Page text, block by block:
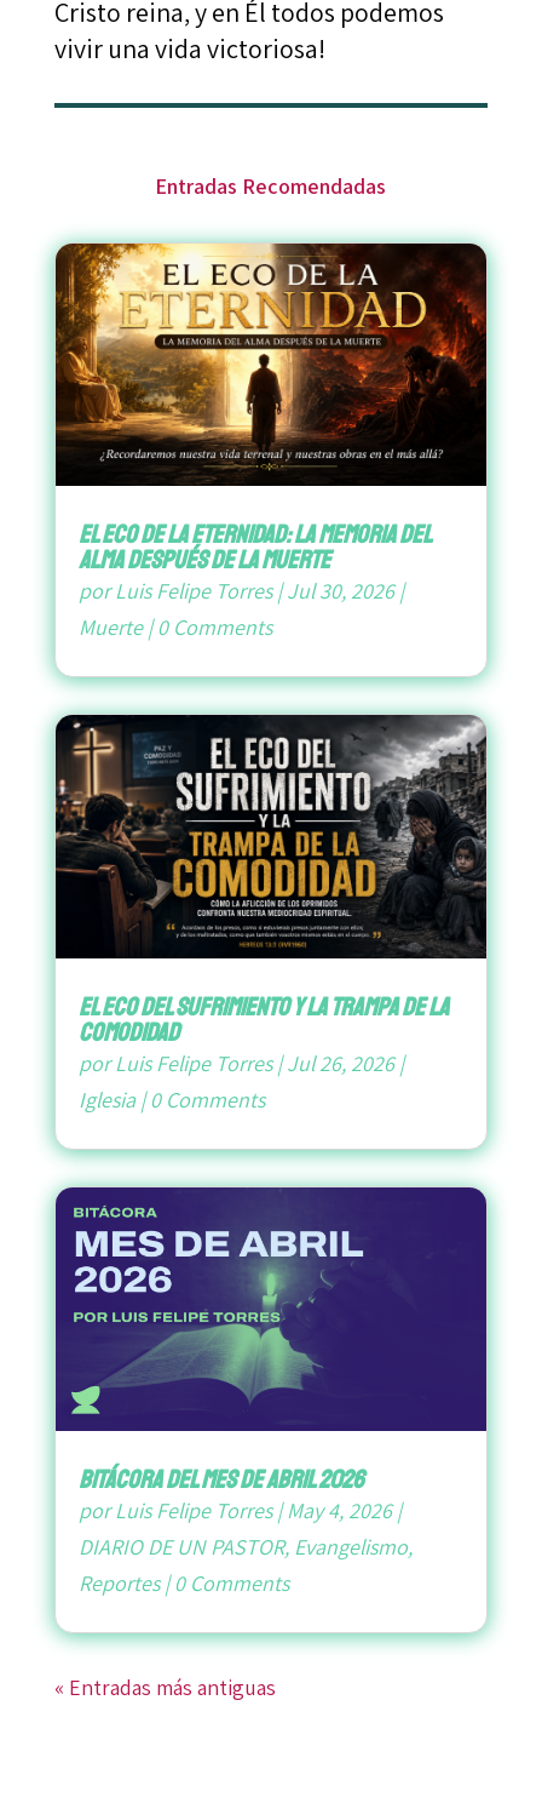
Cristo reina, y en Él todos podemos
vivir una vida victoriosa!
Entradas Recomendadas
El Eco de la Eternidad: La Memoria del
Alma después de la Muerte
porLuis Felipe Torres|Jul 30, 2026|
Muerte|0 Comments
El Eco del Sufrimiento y la Trampa de la
Comodidad
porLuis Felipe Torres|Jul 26, 2026|
Iglesia|0 Comments
bitácora del mes de abril 2026
porLuis Felipe Torres|May 4, 2026|
DIARIO DE UN PASTOR, Evangelismo,
Reportes|0 Comments
« Entradas más antiguas